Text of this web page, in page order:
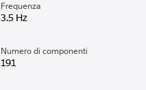
Frequenza
3.5 Hz
Numero di componenti
191